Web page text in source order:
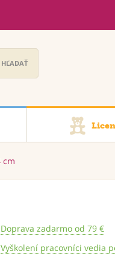
cm
Doprava zadarmo od 79 €
Vyškolení pracovníci vedia